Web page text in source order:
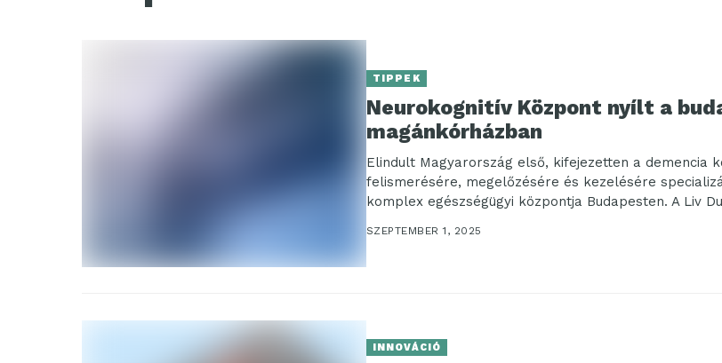
TIPPEK
Neurokognitív Központ nyílt a
magánkórházban
Elindult Magyarország első, kifejezetten a demencia
felismerésére, megelőzésére és kezelésére
komplex egészségügyi központja Budapesten. A Liv
SZEPTEMBER 1, 2025
INNOVÁCIÓ